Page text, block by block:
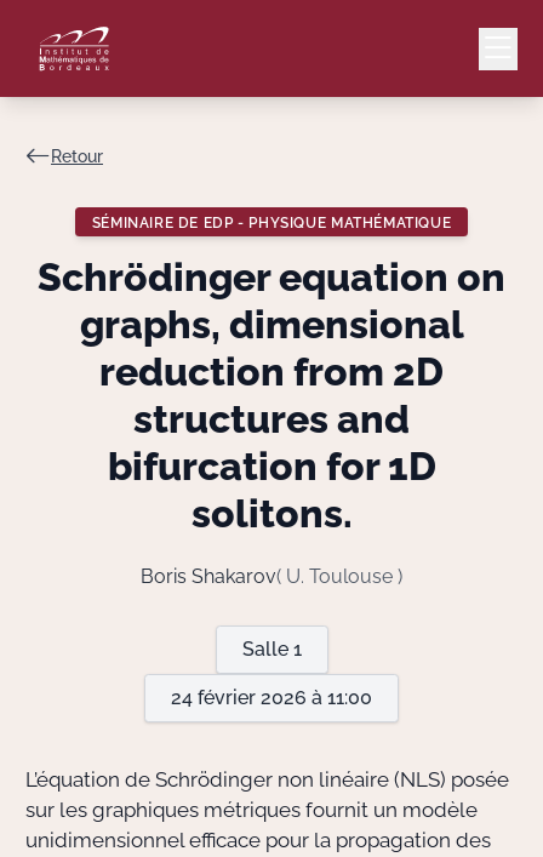
Lang
Le Laboratoire
Recherche
Informatique
Retour
SÉMINAIRE DE EDP - PHYSIQUE MATHÉMATIQUE
Schrödinger equation on
graphs, dimensional
reduction from 2D
structures and
bifurcation for 1D
solitons.
Boris Shakarov( U. Toulouse )
Salle 1
24 février 2026 à 11:00
L’équation de Schrödinger non linéaire (NLS) posée
sur les graphiques métriques fournit un modèle
unidimensionnel efficace pour la propagation des